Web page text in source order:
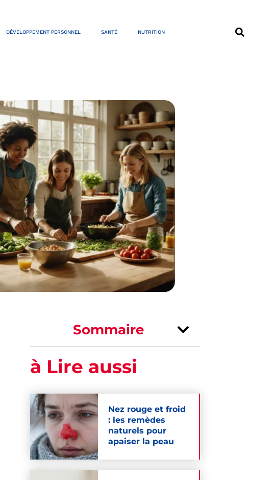
DÉVELOPPEMENT PERSONNEL SANTÉ NUTRITION
Sommaire
à Lire aussi
Nez rouge et froid
: les remèdes
naturels pour
apaiser la peau